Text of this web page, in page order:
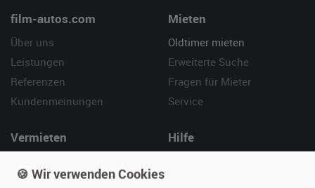
film-autos.com
Über uns
Leistungen
Referenzen
Kundenmeinungen
Mieten
Oldtimer mieten
Erweiterte Suche
Fragen für Mieter
Service
Vermieten
Fotos senden
Hilfe
🍪 Wir verwenden Cookies